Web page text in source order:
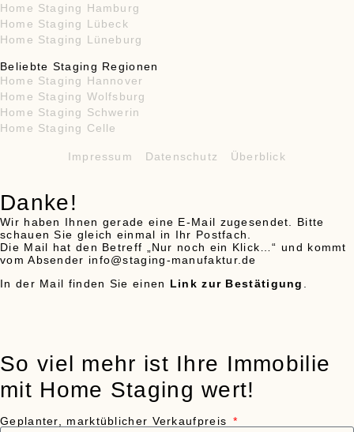
Home Staging Hamburg
Home Staging Lübeck
Home Staging Lüneburg
Beliebte Staging Regionen
Home Staging Hannover
Home Staging Wolfsburg
Home Staging Schwerin
Home Staging Celle
Impressum Datenschutz Überblick
Danke!
Wir haben Ihnen gerade eine E-Mail zugesendet. Bitte
schauen Sie gleich einmal in Ihr Postfach.
Die Mail hat den Betreff „Nur noch ein Klick…“ und kommt
vom Absender info@staging-manufaktur.de
In der Mail finden Sie einen Link zur Bestätigung .
So viel mehr ist Ihre Immobilie
mit Home Staging wert!
Geplanter, marktüblicher Verkaufpreis